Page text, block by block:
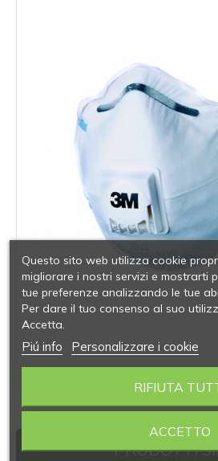
PRODOTTI
Questo sito web utilizza cookie
migliorare i nostri servizi e mostrarti
tue preferenze analizzando le tue
Per dare il tuo consenso al suo
Accetta.
Piú info Personalizzare i cookie
RIFIUTA
ACCETTO